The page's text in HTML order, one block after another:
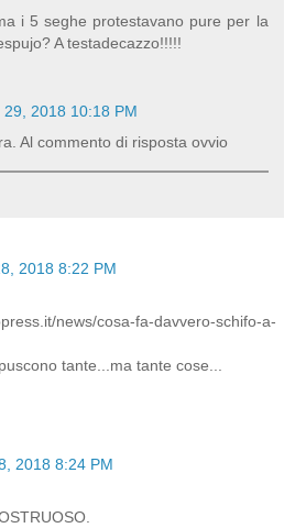
i 5 seghe protestavano pure per la
A testadecazzo!!!!!
29, 2018 10:18 PM
Al commento di risposta ovvio
2018 8:22 PM
news/cosa-fa-davvero-schifo-a-
tante...ma tante cose...
2018 8:24 PM